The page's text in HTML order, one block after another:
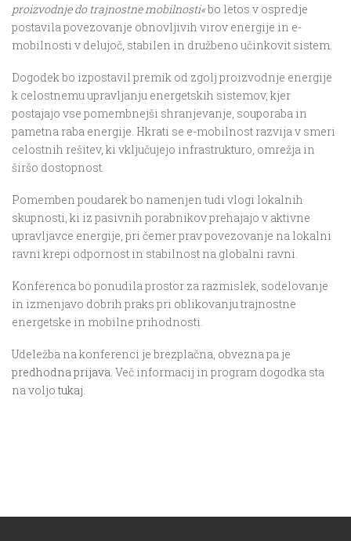
proizvodnje do trajnostne mobilnosti«bo letos v ospredje
postavila povezovanje obnovljivih virov energije in e-
mobilnosti v delujoč, stabilen in družbeno učinkovit sistem.
Dogodek bo izpostavil premik od zgolj proizvodnje energije
k celostnemu upravljanju energetskih sistemov, kjer
postajajo vse pomembnejši shranjevanje, souporaba in
pametna raba energije. Hkrati se e-mobilnost razvija v smeri
celostnih rešitev, ki vključujejo infrastrukturo, omrežja in
širšo dostopnost.
Pomemben poudarek bo namenjen tudi vlogi lokalnih
skupnosti, ki iz pasivnih porabnikov prehajajo v aktivne
upravljavce energije, pri čemer prav povezovanje na lokalni
ravni krepi odpornost in stabilnost na globalni ravni.
Konferenca bo ponudila prostor za razmislek, sodelovanje
in izmenjavo dobrih praks pri oblikovanju trajnostne
energetske in mobilne prihodnosti.
Udeležba na konferenci je brezplačna, obvezna pa je
predhodna prijava. Več informacij in program dogodka sta
na voljotukaj.